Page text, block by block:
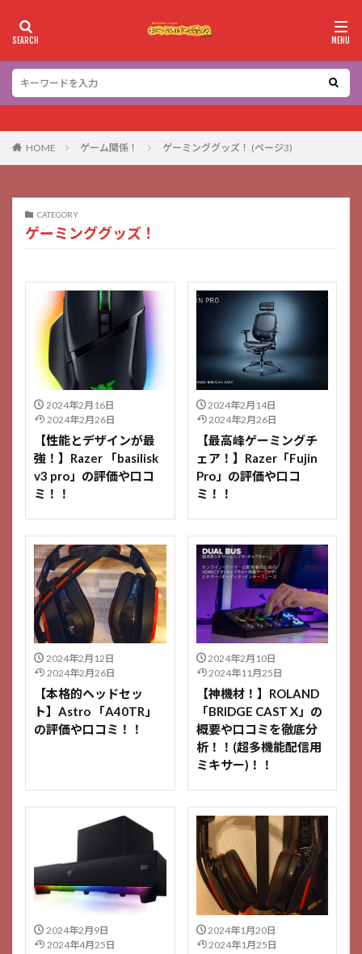
HOME ゲーム関係！ ゲーミンググッズ！ (ページ3)
CATEGORY
ゲーミンググッズ！
2024年2月16日
2024年2月26日
【性能とデザインが最
強！】Razer 「basilisk
v3 pro」の評価や口コ
ミ！！
2024年2月14日
2024年2月26日
【最高峰ゲーミングチ
ェア！】Razer「Fujin
Pro」の評価や口コ
ミ！！
2024年2月12日
2024年2月26日
【本格的ヘッドセッ
ト】Astro 「A40TR」
の評価や口コミ！！
2024年2月10日
2024年11月25日
【神機材！】ROLAND
「BRIDGE CAST X」の
概要や口コミを徹底分
析！！(超多機能配信用
ミキサー)！！
2024年2月9日
2024年4月25日
2024年1月20日
2024年1月25日
カテゴリー
検索